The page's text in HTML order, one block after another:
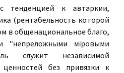
тенденцией к автаркии,
(рентабельность которой
в общенациональное благо,
"непреложными мiровыми
служит независимой
без привязки к